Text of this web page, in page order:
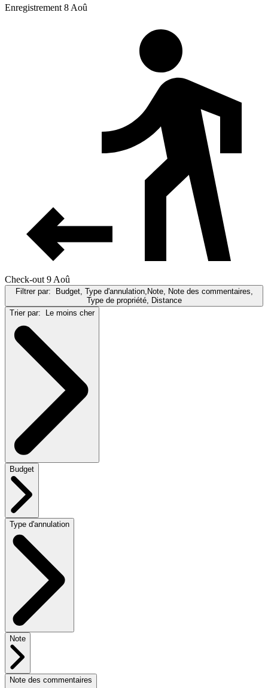
Enregistrement 8 Aoû
Check-out 9 Aoû
Filtrer par:
Budget, Type d'annulation,Note, Note des commentaires,
Type de propriété, Distance
Trier par:
Le moins cher
Budget
Type d'annulation
Note
Note des commentaires